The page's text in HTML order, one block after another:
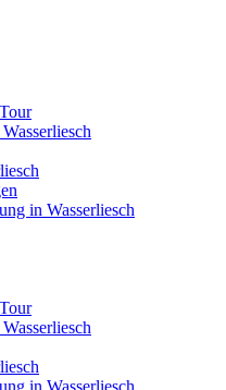
in Wasserliesch
in Wasserliesch